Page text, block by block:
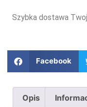
Facebook
Szybka dostawa
Opis